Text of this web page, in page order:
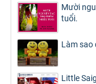
Mười
tuổi.
Làm sao
Little